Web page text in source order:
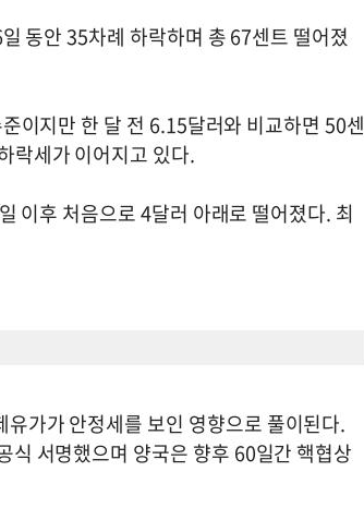
동안 35차례 하락하며 총 67센트 떨어졌
이지만 한 달 전 6.15달러와 비교하면 50센
락세가 이어지고 있다.
이후 처음으로 4달러 아래로 떨어졌다. 최
가가 안정세를 보인 영향으로 풀이된다.
서명했으며 양국은 향후 60일간 핵협상